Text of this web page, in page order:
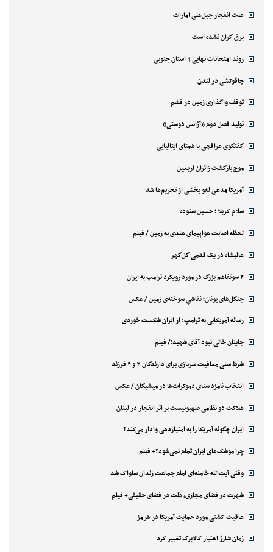
علت انفجار جبل‌علی امارات
برق گران نشده است
روند امتحانات نهایی 4 استان جنوبی
چاقوکشی در لندن
توقف واگذاری زمین در قشم
تولید فصل دوم «آژانس دوستی»
گفتگوی عراقچی با همتای ایتالیایی
موج بازگشت زائران اربعین
آمریکا مدعی لغو بخشی از تحریم‌ها شد
سلام کربلا ؛ حسین ستوده
لحظه اصابت هواپیمای هندی به زمین / فیلم
عالیشاه در یک قدمی گل‌گهر
۲ سوتفاهم بزرگ در مورد رویکرد ترامپ به ایران
جنگل‌های یونان؛ نقاشیِ سوخته‌ی زمین / عکس
رسانه آمریکایی به ترامپ: از ایران شکست خوردی
جایتان خالی نبود آقای شهید!/ فیلم
شرط سنی معافیت سربازی برای دارندگان ۳ و ۴ فرزند
انتخاب نامزد سنای دموکرات‌ها در میشیگان / عکس
هلاکت دو نظامی صهیونیست بر اثر انفجار در لبنان
ایران چگونه آمریکا را به امتیازدهی وادار می‌کند؟
چرا موشک‌های ایران تمام نمی‌شود؟+ فیلم
وقتی آیت‌الله خامنه‌ای امام جماعت زندان ساواک شد
شهرت در فضای مجازی، ذلت در فضای حقیقی+ فیلم
عاقبت کشتی مورد حمایت آمریکا در هرمز
زمان شارژ اعتبار کالابرگ تغییر کرد